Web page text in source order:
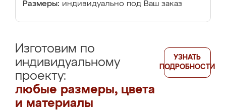
Размеры: индивидуально под Ваш заказ
Изготовим по
индивидуальному
проекту:
любые размеры, цвета
и материалы
УЗНАТЬ
ПОДРОБНОСТИ